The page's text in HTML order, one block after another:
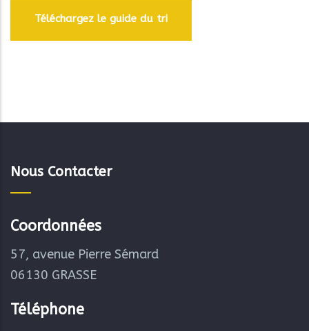
Téléchargez le guide du tri
Nous Contacter
Coordonnées
57, avenue Pierre Sémard
06130 GRASSE
Téléphone